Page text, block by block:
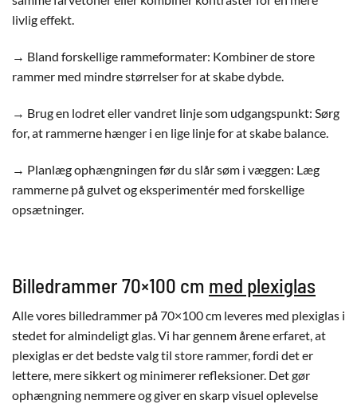
livlig effekt.
→ Bland forskellige rammeformater: Kombiner de store
rammer med mindre størrelser for at skabe dybde.
→ Brug en lodret eller vandret linje som udgangspunkt: Sørg
for, at rammerne hænger i en lige linje for at skabe balance.
→ Planlæg ophængningen før du slår søm i væggen: Læg
rammerne på gulvet og eksperimentér med forskellige
opsætninger.
Billedrammer 70×100 cm med plexiglas
Alle vores billedrammer på 70×100 cm leveres med plexiglas i
stedet for almindeligt glas. Vi har gennem årene erfaret, at
plexiglas er det bedste valg til store rammer, fordi det er
lettere, mere sikkert og minimerer refleksioner. Det gør
ophængning nemmere og giver en skarp visuel oplevelse